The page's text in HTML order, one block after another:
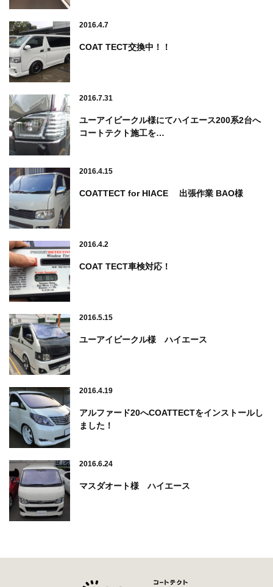
2016.4.7
COAT TECT交換中！！
2016.7.31
ユーアイビークル様にてハイエース200系2台へ
コートテクト施工を…
2016.4.15
COATTECT for HIACE 出張作業 BAO様
2016.4.2
COAT TECT車検対応！
2016.5.15
ユーアイビークル様 ハイエース
2016.4.19
アルファード20へCOATTECTをインストールし
ました！
2016.6.24
マスダオート様 ハイエース